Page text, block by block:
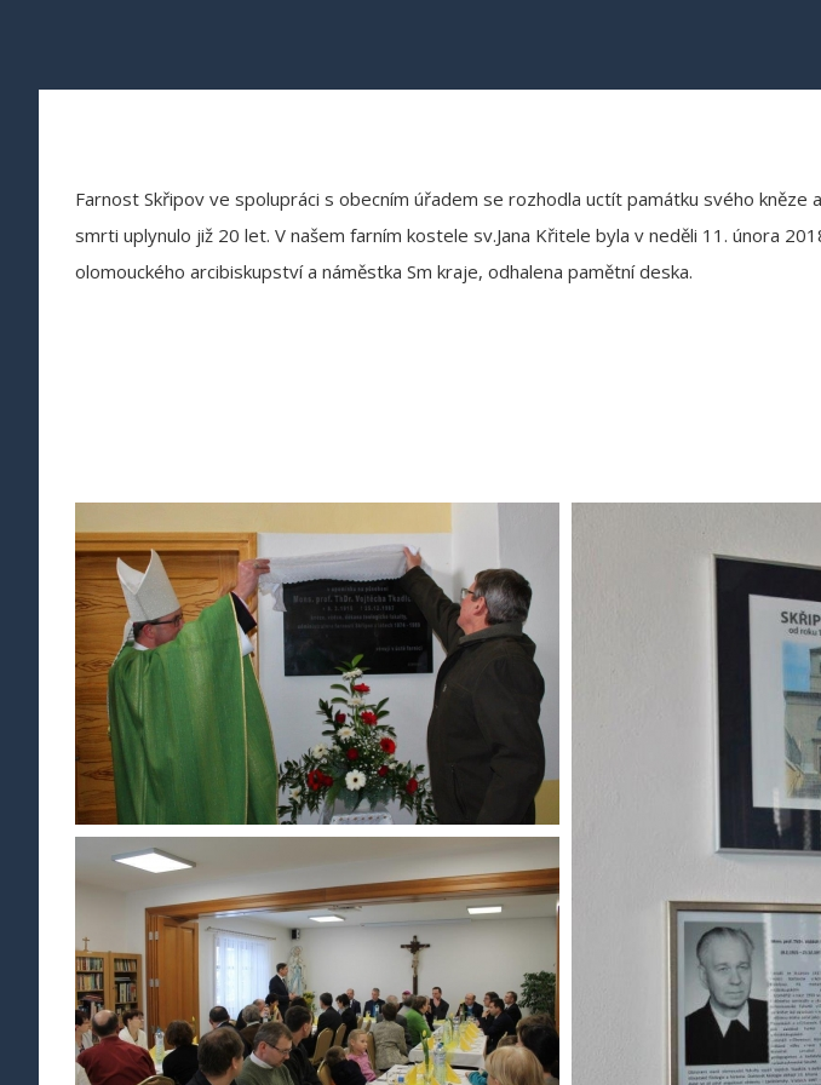
Farnost Skřipov ve spolupráci s obecním úřadem se rozhodla uctít památku svého
smrti uplynulo již 20 let. V našem farním kostele sv.Jana Křitele byla v neděli 11. února
olomouckého arcibiskupství a náměstka Sm kraje, odhalena pamětní deska.